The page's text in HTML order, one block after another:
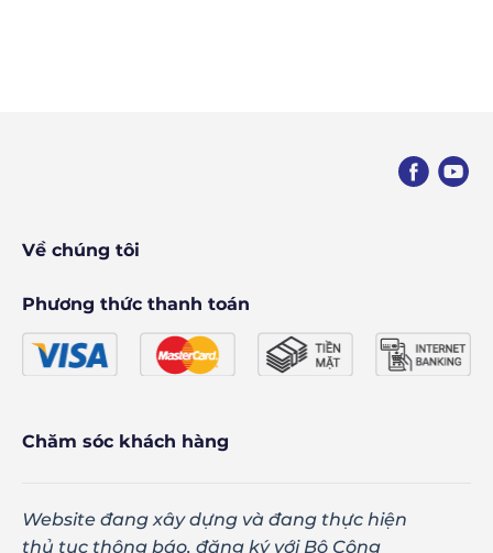
Về chúng tôi
Phương thức thanh toán
Chăm sóc khách hàng
Website đang xây dựng và đang thực hiện
thủ tục thông báo, đăng ký với Bộ Công